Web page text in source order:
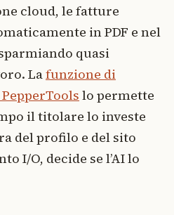
cloud, le fatture
in PDF e nel
quasi
Lafunzione di
lo permette
il titolare lo investe
del profilo e del sito
I/O, decide se l’AI lo